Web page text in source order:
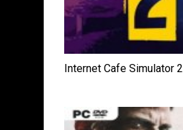
Internet Cafe Simulator 2